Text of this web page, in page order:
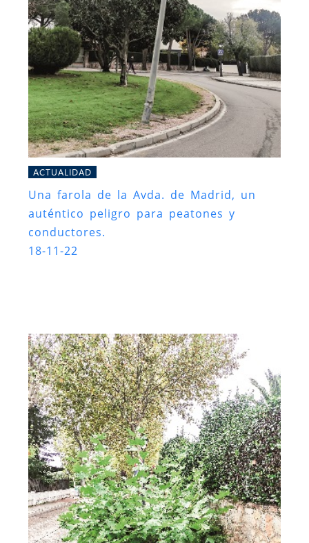
ACTUALIDAD
Una farola de la Avda. de Madrid, un
auténtico peligro para peatones y
conductores.
18-11-22